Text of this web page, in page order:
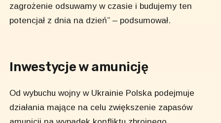
zagrożenie odsuwamy w czasie i budujemy ten
potencjał z dnia na dzień” – podsumował.
Inwestycje w amunicję
Od wybuchu wojny w Ukrainie Polska podejmuje
działania mające na celu zwiększenie zapasów